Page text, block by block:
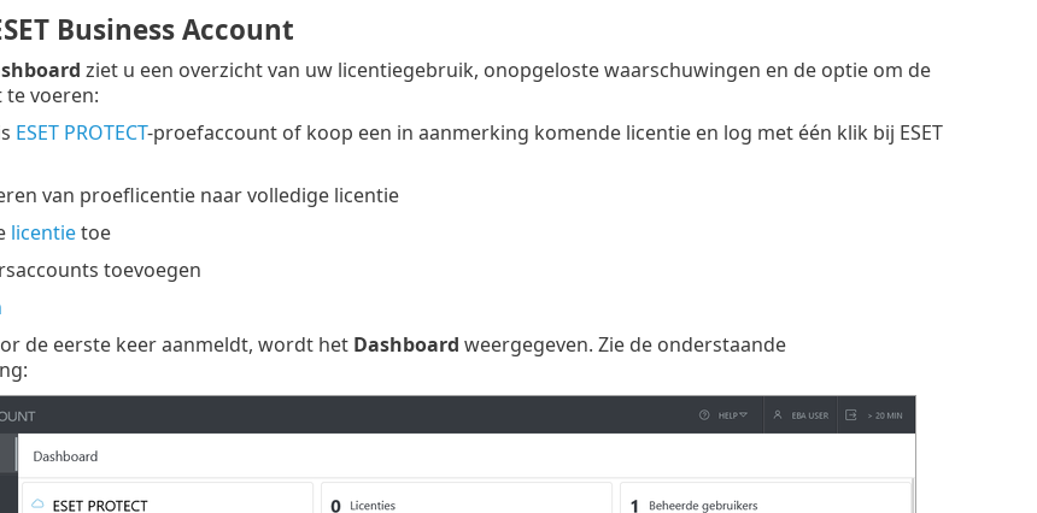
Business Account
ziet u een overzicht van uw licentiegebruik, onopgeloste waarschuwingen en de optie om de
voeren:
ESET PROTECT-proefaccount of koop een in aanmerking komende licentie en log met één klik bij ESET
van proeflicentie naar volledige licentie
licentietoe
toevoegen
de eerste keer aanmeldt, wordt het Dashboard weergegeven. Zie de onderstaande